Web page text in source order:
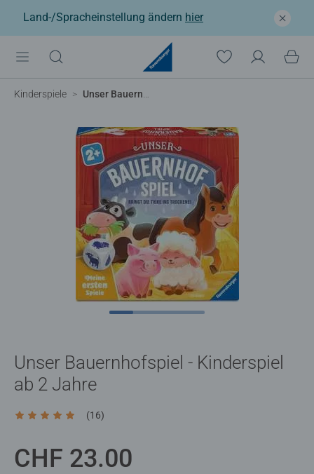
Land-/Spracheinstellung ändern hier
Kinderspiele Unser Bauernhofspiel
Unser Bauernhofspiel - Kinderspiel
ab 2 Jahre
Durchschnittliche Bewertung 5.0 von 5 Sternen.
(16)
CHF 23.00